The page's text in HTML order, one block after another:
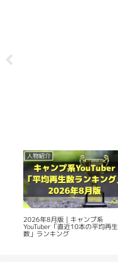
人物紹介
2026年8月版｜キャンプ系
YouTuber「直近10本の平均再生
数」ランキング